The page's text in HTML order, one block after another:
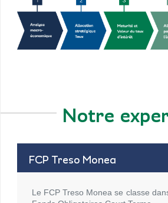
Notre
FCP Treso Monea
Le FCP Treso Monea se classe